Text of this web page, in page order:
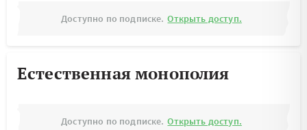
Доступно по подписке. Открыть доступ.
Естественная монополия
Доступно по подписке. Открыть доступ.